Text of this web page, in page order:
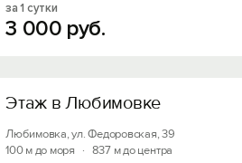
за 1 сутки
3 000 руб.
Этаж в Любимовке
Любимовка, ул. Федоровская, 39
100 м до моря
· 837 м до центра